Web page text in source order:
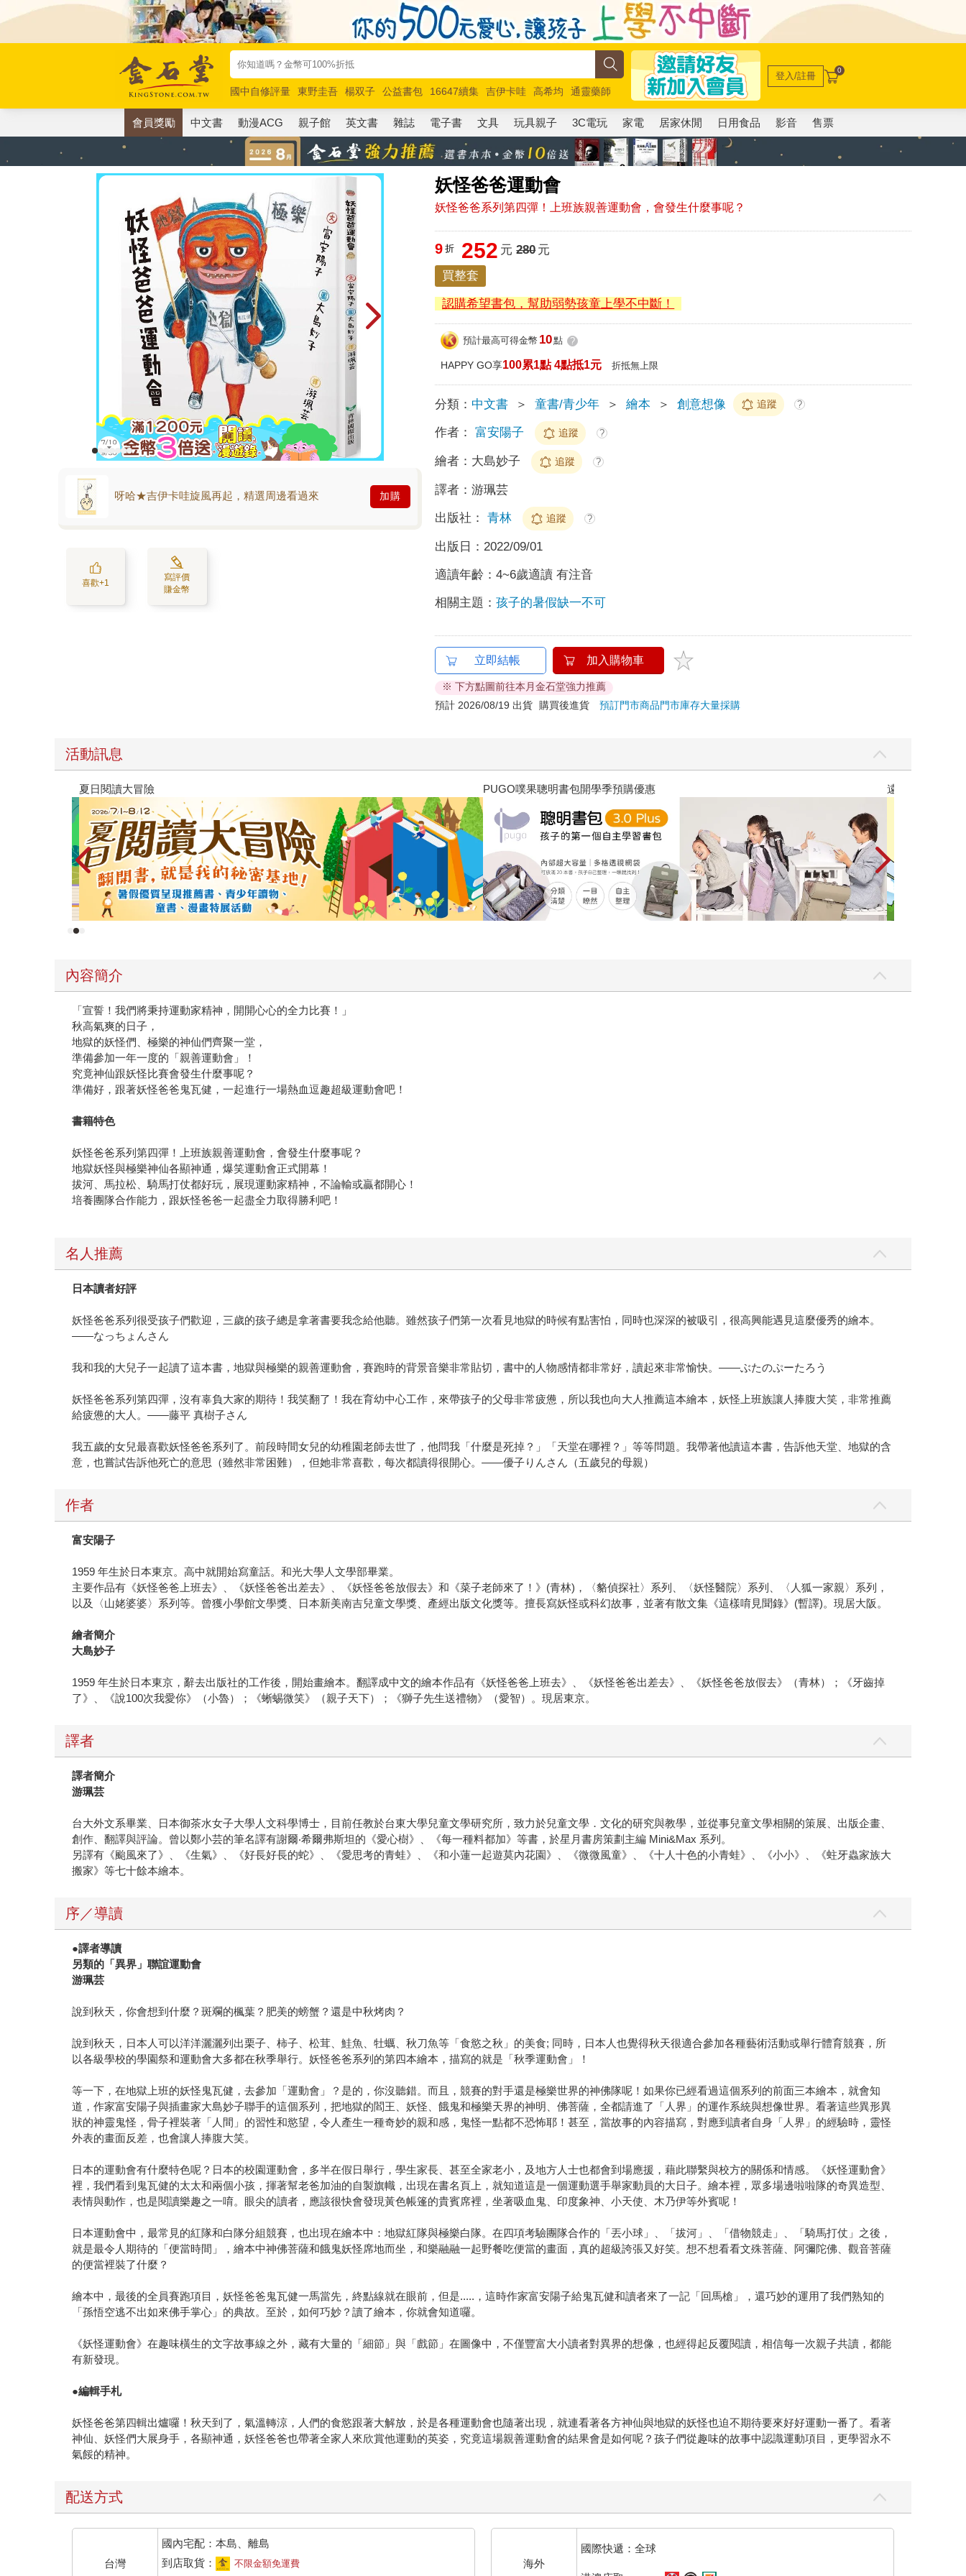
國中自修評量 東野圭吾 楊双子 公益書包 16647續集 吉伊卡哇 高希均
通靈藥師
唯紅花綻放
奧德賽 路邊攤新作 馬斯克 玩具總動員5 超慢跑
登入/註冊 0
會員獎勵 中文書 動漫ACG 親子館 英文書 雜誌 電子書 文具 玩具親子 3C電玩 家電 居家休閒 日用食品 影音 售票
妖怪爸爸運動會
妖怪爸爸系列第四彈！上班族親善運動會，會發生什麼事呢？
呀哈★吉伊卡哇旋風再起，精選周邊看過來 加購
喜歡+1
寫評價
賺金幣
9 折 252 元 280元
買整套
認購希望書包，幫助弱勢孩童上學不中斷！
預計最高可得金幣 10點 ?
HAPPY GO享100累1點 4點抵1元 折抵無上限
分類： 中文書 ＞ 童書/青少年 ＞ 繪本 ＞ 創意想像 追蹤 ?
作者： 富安陽子 追蹤 ?
繪者： 大島妙子 追蹤 ?
譯者：游珮芸
出版社： 青林 追蹤 ?
出版日： 2022/09/01
適讀年齡：4~6歲適讀 有注音
相關主題：孩子的暑假缺一不可
立即結帳 加入購物車
※ 下方點圖前往本月金石堂強力推薦
預計 2026/08/19 出貨
購買後進貨預訂門市商品門市庫存大量採購
活動訊息
遠流童書展75折起 三采童書滿額送防水袋
內容簡介
「宣誓！我們將秉持運動家精神，開開心心的全力比賽！」
秋高氣爽的日子，
地獄的妖怪們、極樂的神仙們齊聚一堂，
準備參加一年一度的「親善運動會」！
究竟神仙跟妖怪比賽會發生什麼事呢？
準備好，跟著妖怪爸爸鬼瓦健，一起進行一場熱血逗趣超級運動會吧！
書籍特色
妖怪爸爸系列第四彈！上班族親善運動會，會發生什麼事呢？
地獄妖怪與極樂神仙各顯神通，爆笑運動會正式開幕！
拔河、馬拉松、騎馬打仗都好玩，展現運動家精神，不論輸或贏都開心！
培養團隊合作能力，跟妖怪爸爸一起盡全力取得勝利吧！
名人推薦
日本讀者好評
妖怪爸爸系列很受孩子們歡迎，三歲的孩子總是拿著書要我念給他聽。雖然孩子們第一次看見地獄的時候有點害怕，同時也深深的被吸引，很高興能遇見這麼優秀的繪本。
——なっちょんさん
我和我的大兒子一起讀了這本書，地獄與極樂的親善運動會，賽跑時的背景音樂非常貼切，書中的人物感情都非常好，讀起來非常愉快。——ぶたのぷーたろう
妖怪爸爸系列第四彈，沒有辜負大家的期待！我笑翻了！我在育幼中心工作，來帶孩子的父母非常疲憊，所以我也向大人推薦這本繪本，妖怪上班族讓人捧腹大笑，非常推薦
給疲憊的大人。——藤平 真樹子さん
我五歲的女兒最喜歡妖怪爸爸系列了。前段時間女兒的幼稚園老師去世了，他問我「什麼是死掉？」「天堂在哪裡？」等等問題。我帶著他讀這本書，告訴他天堂、地獄的含
意，也嘗試告訴他死亡的意思（雖然非常困難），但她非常喜歡，每次都讀得很開心。——優子りんさん（五歲兒的母親）
作者
富安陽子
1959 年生於日本東京。高中就開始寫童話。和光大學人文學部畢業。
主要作品有《妖怪爸爸上班去》、《妖怪爸爸出差去》、《妖怪爸爸放假去》和《菜子老師來了！》(青林)，〈貉偵探社〉系列、〈妖怪醫院〉系列、〈人狐一家親〉系列，
以及〈山姥婆婆〉系列等。曾獲小學館文學獎、日本新美南吉兒童文學獎、產經出版文化獎等。擅長寫妖怪或科幻故事，並著有散文集《這樣唷見聞錄》(暫譯)。現居大阪。
繪者簡介
大島妙子
1959 年生於日本東京，辭去出版社的工作後，開始畫繪本。翻譯成中文的繪本作品有《妖怪爸爸上班去》、《妖怪爸爸出差去》、《妖怪爸爸放假去》（青林）；《牙齒掉
了》、《說100次我愛你》（小魯）；《蜥蜴微笑》（親子天下）；《獅子先生送禮物》（愛智）。現居東京。
譯者
譯者簡介
游珮芸
台大外文系畢業、日本御茶水女子大學人文科學博士，目前任教於台東大學兒童文學研究所，致力於兒童文學．文化的研究與教學，並從事兒童文學相關的策展、出版企畫、
創作、翻譯與評論。曾以鄭小芸的筆名譯有謝爾‧希爾弗斯坦的《愛心樹》、《每一種料都加》等書，於星月書房策劃主編 Mini&Max 系列。
另譯有《颱風來了》、《生氣》、《好長好長的蛇》、《愛思考的青蛙》、《和小蓮一起遊莫內花園》、《微微風童》、《十人十色的小青蛙》、《小小》、《蛀牙蟲家族大
搬家》等七十餘本繪本。
序／導讀
●譯者導讀
另類的「異界」聯誼運動會
游珮芸
說到秋天，你會想到什麼？斑斕的楓葉？肥美的螃蟹？還是中秋烤肉？
說到秋天，日本人可以洋洋灑灑列出栗子、柿子、松茸、鮭魚、牡蠣、秋刀魚等「食慾之秋」的美食; 同時，日本人也覺得秋天很適合參加各種藝術活動或舉行體育競賽，所
以各級學校的學園祭和運動會大多都在秋季舉行。妖怪爸爸系列的第四本繪本，描寫的就是「秋季運動會」！
等一下，在地獄上班的妖怪鬼瓦健，去參加「運動會」？是的，你沒聽錯。而且，競賽的對手還是極樂世界的神佛隊呢！如果你已經看過這個系列的前面三本繪本，就會知
道，作家富安陽子與插畫家大島妙子聯手的這個系列，把地獄的閻王、妖怪、餓鬼和極樂天界的神明、佛菩薩，全都請進了「人界」的運作系統與想像世界。看著這些異形異
狀的神靈鬼怪，骨子裡裝著「人間」的習性和慾望，令人產生一種奇妙的親和感，鬼怪一點都不恐怖耶！甚至，當故事的內容描寫，對應到讀者自身「人界」的經驗時，靈怪
外表的畫面反差，也會讓人捧腹大笑。
日本的運動會有什麼特色呢？日本的校園運動會，多半在假日舉行，學生家長、甚至全家老小，及地方人士也都會到場應援，藉此聯繫與校方的關係和情感。《妖怪運動會》
裡，我們看到鬼瓦健的太太和兩個小孩，揮著幫老爸加油的自製旗幟，出現在書名頁上，就知道這是一個運動選手舉家動員的大日子。繪本裡，眾多場邊啦啦隊的奇異造型、
表情與動作，也是閱讀樂趣之一唷。眼尖的讀者，應該很快會發現黃色帳篷的貴賓席裡，坐著吸血鬼、印度象神、小天使、木乃伊等外賓呢！
日本運動會中，最常見的紅隊和白隊分組競賽，也出現在繪本中：地獄紅隊與極樂白隊。在四項考驗團隊合作的「丟小球」、「拔河」、「借物競走」、「騎馬打仗」之後，
就是最令人期待的「便當時間」，繪本中神佛菩薩和餓鬼妖怪席地而坐，和樂融融一起野餐吃便當的畫面，真的超級誇張又好笑。想不想看看文殊菩薩、阿彌陀佛、觀音菩薩
的便當裡裝了什麼？
繪本中，最後的全員賽跑項目，妖怪爸爸鬼瓦健一馬當先，終點線就在眼前，但是.....，這時作家富安陽子給鬼瓦健和讀者來了一記「回馬槍」，還巧妙的運用了我們熟知的
「孫悟空逃不出如來佛手掌心」的典故。至於，如何巧妙？讀了繪本，你就會知道囉。
《妖怪運動會》在趣味橫生的文字故事線之外，藏有大量的「細節」與「戲節」在圖像中，不僅豐富大小讀者對異界的想像，也經得起反覆閱讀，相信每一次親子共讀，都能
有新發現。
●編輯手札
妖怪爸爸第四輯出爐囉！秋天到了，氣溫轉涼，人們的食慾跟著大解放，於是各種運動會也隨著出現，就連看著各方神仙與地獄的妖怪也迫不期待要來好好運動一番了。看著
神仙、妖怪們大展身手，各顯神通，妖怪爸爸也帶著全家人來欣賞他運動的英姿，究竟這場親善運動會的結果會是如何呢？孩子們從趣味的故事中認識運動項目，更學習永不
氣餒的精神。
配送方式
台灣
國內宅配：本島、離島
到店取貨：
不限金額免運費 海外
國際快遞：全球